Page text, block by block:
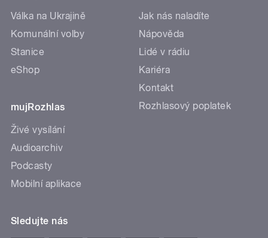
Válka na Ukrajině
Komunální volby
Stanice
eShop
mujRozhlas
Živé vysílání
Audioarchiv
Podcasty
Mobilní aplikace
Jak nás naladíte
Nápověda
Lidé v rádiu
Kariéra
Kontakt
Rozhlasový poplatek
Sledujte nás